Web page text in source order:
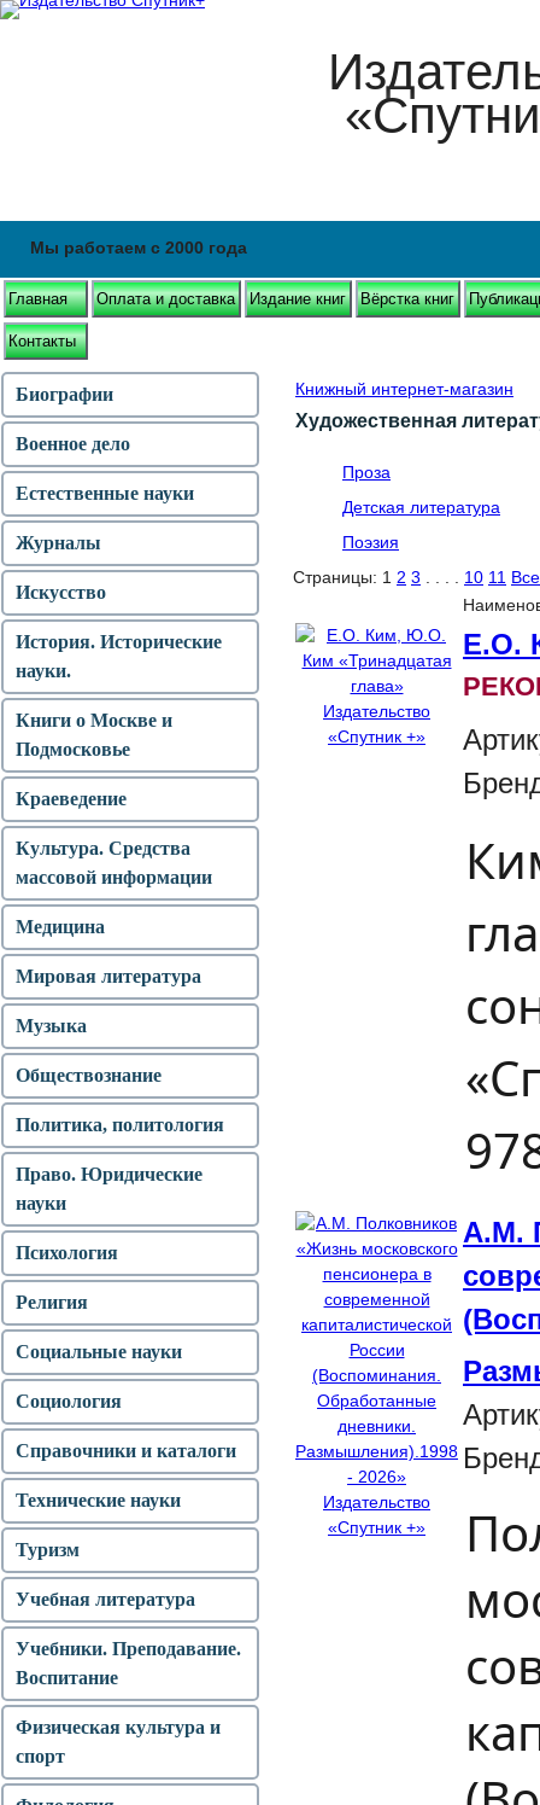
Мы работаем с 2000 года
Главная Оплата и доставка Издание книг Вёрстка книг
Контакты
Книжный интернет-магазин
Художественная
Проза
Детская литература
Поэзия
Страницы: 1 2 3 10 11 Все
Е.О.
А.М.
Биографии
Военное дело
Естественные науки
Журналы
Искусство
История. Исторические
науки.
Книги о Москве и
Подмосковье
Краеведение
Культура. Средства
массовой информации
Медицина
Мировая литература
Музыка
Обществознание
Политика, политология
Право. Юридические
науки
Психология
Религия
Социальные науки
Социология
Справочники и каталоги
Технические науки
Туризм
Учебная литература
Учебники. Преподавание.
Воспитание
Физическая культура и
спорт